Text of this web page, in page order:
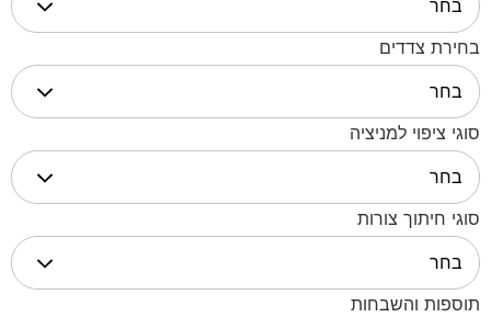
בחירת צדדים
סוגי ציפוי למניציה
סוגי חיתוך צורות
תוספות והשבחות